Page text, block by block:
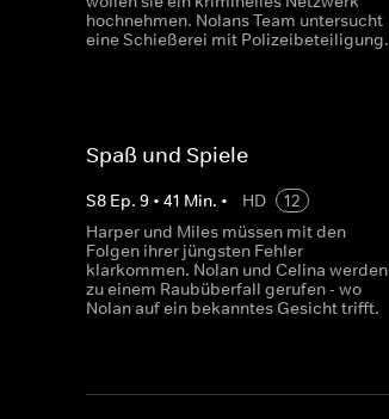
hochnehmen. Nolans Team untersucht
eine Schießerei mit Polizeibeteiligung.
Spaß und Spiele
S8 Ep. 9 • 41 Min. • HD
12
Harper und Miles müssen mit den
Folgen ihrer jüngsten Fehler
klarkommen. Nolan und Celina werden
zu einem Raubüberfall gerufen - wo
Nolan auf ein bekanntes Gesicht trifft.